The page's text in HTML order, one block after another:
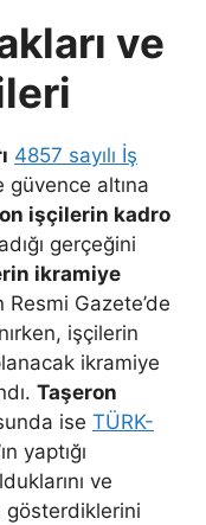
ve
4857 sayılı İş
altına
işçilerin kadro
gerçeğini
ikramiye
Resmi Gazete’de
işçilerin
ikramiye
Taşeron
ise TÜRK-
yaptığı
ve
gösterdiklerini